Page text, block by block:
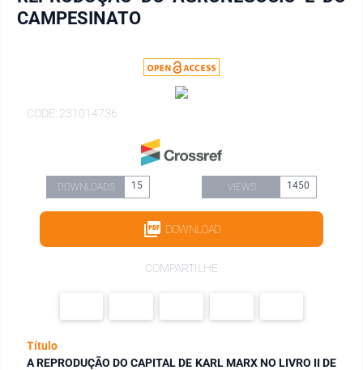
CAMPESINATO
CODE: 231014736
DOWNLOADS 15 VIEWS 1450
DOWNLOAD
COMPARTILHE
Título
A REPRODUÇÃO DO CAPITAL DE KARL MARX NO LIVRO II DE